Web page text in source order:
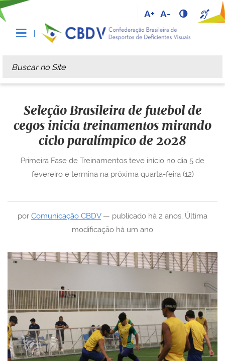
A+ A-
Busca
Busca Avançada…
Seleção Brasileira de futebol de
cegos inicia treinamentos mirando
ciclo paralímpico de 2028
por Comunicação CBDV— publicado há 2 anos, Última
modificação há um ano
Primeira Fase de Treinamentos teve início no dia 5 de
fevereiro e termina na próxima quarta-feira (12)